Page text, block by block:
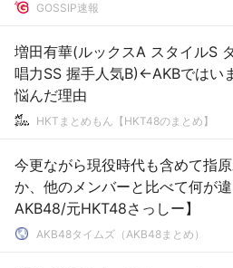
GOSSIP速報
増田有華(ルックスA スタイルS
唱力SS 握手人気B)←AKBではい
悩んだ理由
HKTまとめもん【HKT48のまとめ】
今更ながら現役時代も含めて指
か、他のメンバーと比べて何が
AKB48/元HKT48さっしー】
AKB48タイムズ（AKB48まとめ）